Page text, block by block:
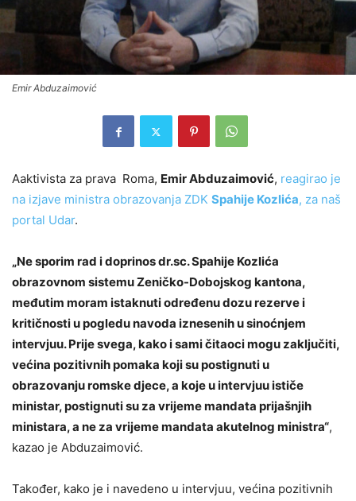
Emir Abduzaimović
Aaktivista za prava Roma, Emir Abduzaimović, reagirao je
na izjave ministra obrazovanja ZDK Spahije Kozlića, za naš
portal Udar.
„Ne sporim rad i doprinos dr.sc. Spahije Kozlića
obrazovnom sistemu Zeničko-Dobojskog kantona,
međutim moram istaknuti određenu dozu rezerve i
kritičnosti u pogledu navoda iznesenih u sinoćnjem
intervjuu. Prije svega, kako i sami čitaoci mogu zaključiti,
većina pozitivnih pomaka koji su postignuti u
obrazovanju romske djece, a koje u intervjuu ističe
ministar, postignuti su za vrijeme mandata prijašnjih
ministara, a ne za vrijeme mandata akutelnog ministra“,
kazao je Abduzaimović.
Također, kako je i navedeno u intervjuu, većina pozitivnih